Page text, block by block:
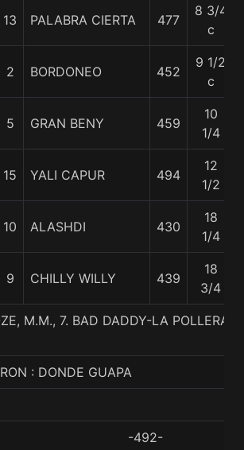
13 PALABRA CIERTA 477
8 3/4
c
2 BORDONEO 452
9 1/2
c
5 GRAN BENY 459
10
1/4
15 YALI CAPUR 494
12
1/2
10 ALASHDI 430
18
1/4
9 CHILLY WILLY 439
18
3/4
M.M., 7. BAD DADDY-LA POLLERA
: DONDE GUAPA
-492-